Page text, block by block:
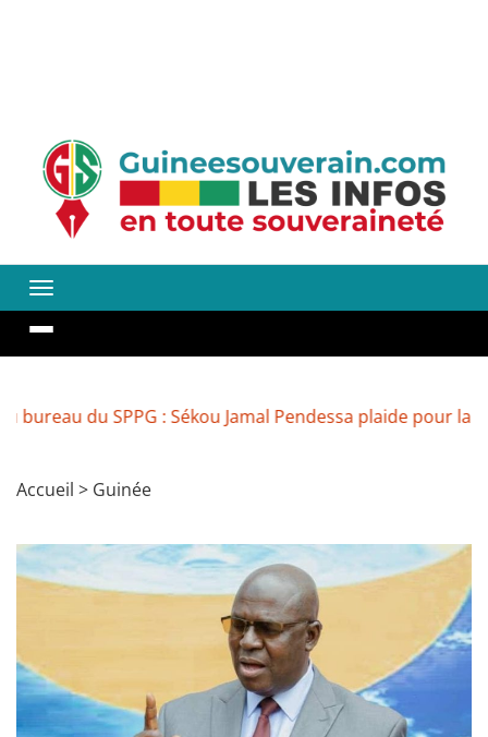
SPPG : Sékou Jamal Pendessa plaide pour la
Accueil > Guinée